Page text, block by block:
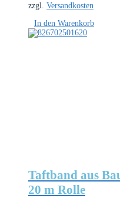
zzgl. Versandkosten
In den Warenkorb
Taftband aus
20 m Rolle